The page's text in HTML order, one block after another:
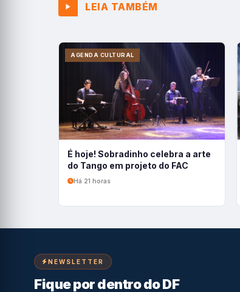
LEIA TAMBÉM
AGENDA CULTURAL
É hoje! Sobradinho celebra a arte
do Tango em projeto do FAC
Há 21 horas
NEWSLETTER
Fique por dentro do DF